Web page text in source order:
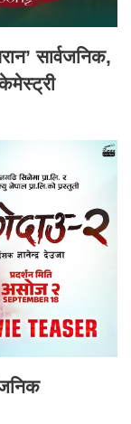
सार्वजनिक,